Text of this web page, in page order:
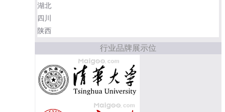
湖北
四川
陕西
行业品牌展示位